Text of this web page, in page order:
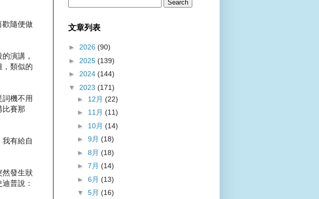
歡隨便做
演講，
，類似的
詞機不用
比賽那
有給自
然發生狀
普說：
文章列表
► 2026 (90)
► 2025 (139)
► 2024 (144)
▼ 2023 (171)
► 12月 (22)
► 11月 (11)
► 10月 (14)
► 9月 (18)
► 8月 (18)
► 7月 (14)
► 6月 (13)
▼ 5月 (16)